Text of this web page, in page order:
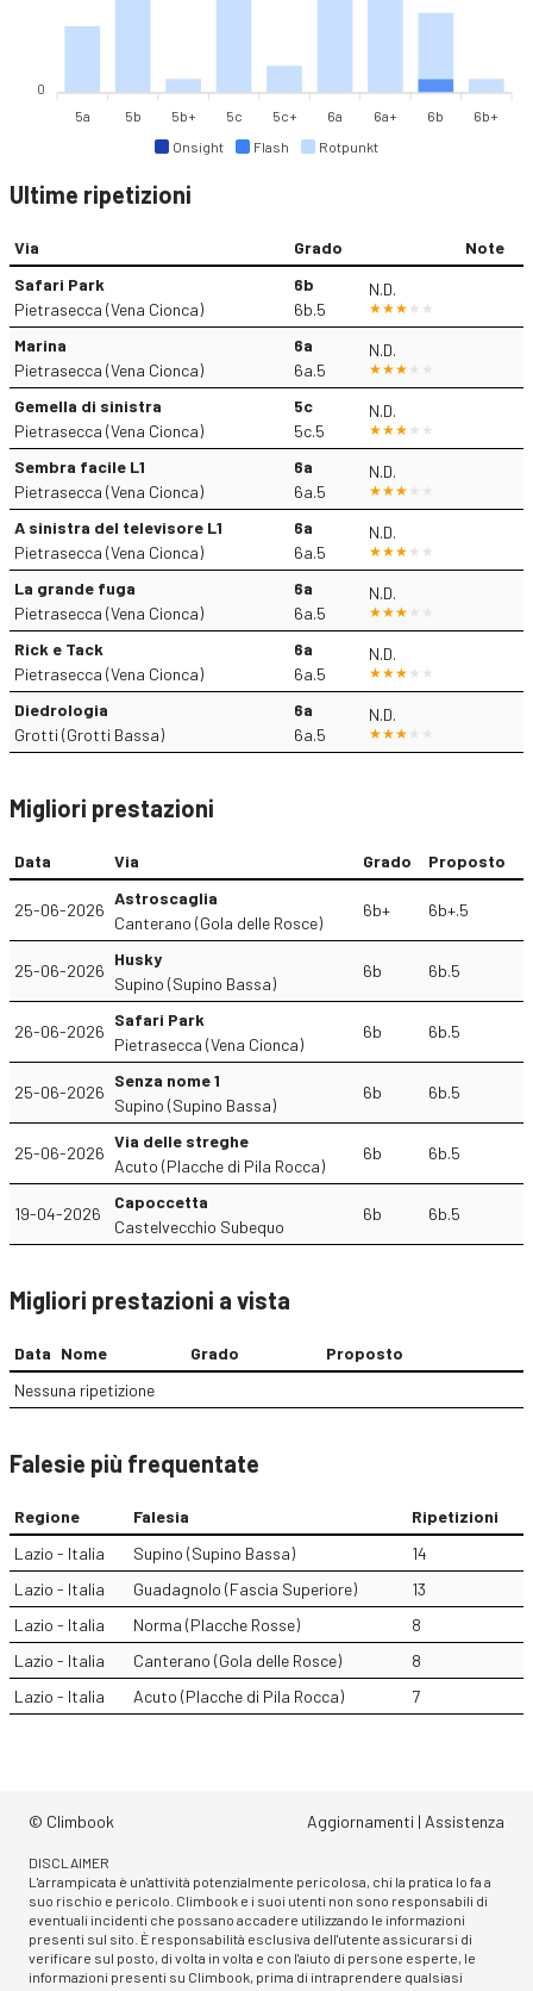
Onsight Flash Rotpunkt
0
5a 5b 5b+ 5c 5c+ 6a 6a+ 6b 6b+
Ultime ripetizioni
Via Grado
Note
Safari Park
Pietrasecca (Vena Cionca)
6b
6b.5
N.D.
Marina
Pietrasecca (Vena Cionca)
6a
6a.5
N.D.
Gemella di sinistra
Pietrasecca (Vena Cionca)
5c
5c.5
N.D.
Sembra facile L1
Pietrasecca (Vena Cionca)
6a
6a.5
N.D.
A sinistra del televisore L1
Pietrasecca (Vena Cionca)
6a
6a.5
N.D.
La grande fuga
Pietrasecca (Vena Cionca)
6a
6a.5
N.D.
Rick e Tack
Pietrasecca (Vena Cionca)
6a
6a.5
N.D.
Diedrologia
Grotti (Grotti Bassa)
6a
6a.5
N.D.
Migliori prestazioni
Data Via Grado Proposto
25-06-2026
Astroscaglia
Canterano (Gola delle Rosce)
6b+ 6b+.5
25-06-2026
Husky
Supino (Supino Bassa)
6b 6b.5
26-06-2026
Safari Park
Pietrasecca (Vena Cionca)
6b 6b.5
25-06-2026
Senza nome 1
Supino (Supino Bassa)
6b 6b.5
25-06-2026
Via delle streghe
Acuto (Placche di Pila Rocca)
6b 6b.5
19-04-2026
Capoccetta
Castelvecchio Subequo
6b 6b.5
Migliori prestazioni a vista
Data Nome Grado
Proposto
Nessuna ripetizione
Falesie più frequentate
Regione Falesia
Ripetizioni
Lazio - Italia
Supino (Supino Bassa)
14
Lazio - Italia
Guadagnolo (Fascia Superiore)
13
Lazio - Italia
Norma (Placche Rosse)
8
Lazio - Italia
Canterano (Gola delle Rosce)
8
Lazio - Italia
Acuto (Placche di Pila Rocca) 7
© Climbook Aggiornamenti | Assistenza
DISCLAIMER
L'arrampicata è un'attività potenzialmente pericolosa, chi la pratica lo fa a
suo rischio e pericolo. Climbook e i suoi utenti non sono responsabili di
eventuali incidenti che possano accadere utilizzando le informazioni
presenti sul sito. È responsabilità esclusiva dell'utente assicurarsi di
verificare sul posto, di volta in volta e con l'aiuto di persone esperte, le
informazioni presenti su Climbook, prima di intraprendere qualsiasi